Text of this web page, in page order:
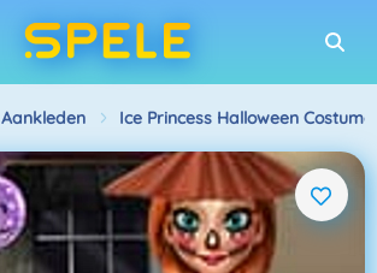
Aankleden Ice Princess Halloween